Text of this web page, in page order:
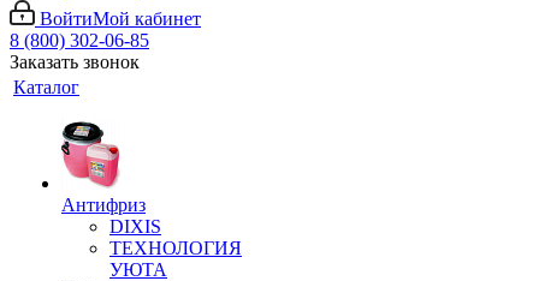
ВойтиМой кабинет
8 (800) 302-06-85
Заказать звонок
Каталог
Антифриз
DIXIS
ТЕХНОЛОГИЯ
УЮТА